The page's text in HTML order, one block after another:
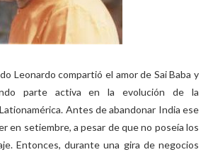
Leonardo compartió el amor de Sai Baba y
parte activa en la evolución de la
Antes de abandonar India ese
en setiembre, a pesar de que no poseía los
Entonces, durante una gira de negocios